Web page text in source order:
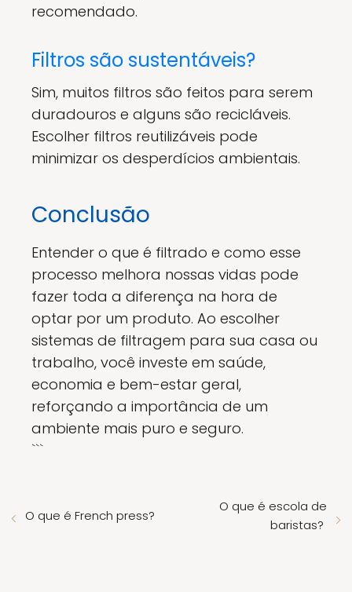
recomendado.
Filtros são sustentáveis?
Sim, muitos filtros são feitos para serem
duradouros e alguns são recicláveis.
Escolher filtros reutilizáveis pode
minimizar os desperdícios ambientais.
Conclusão
Entender o que é filtrado e como esse
processo melhora nossas vidas pode
fazer toda a diferença na hora de
optar por um produto. Ao escolher
sistemas de filtragem para sua casa ou
trabalho, você investe em saúde,
economia e bem-estar geral,
reforçando a importância de um
ambiente mais puro e seguro.
```
O que é French press?
O que é escola de
baristas?